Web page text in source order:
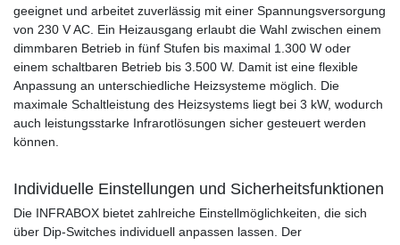
geeignet und arbeitet zuverlässig mit einer Spannungsversorgung
von 230 V AC. Ein Heizausgang erlaubt die Wahl zwischen einem
dimmbaren Betrieb in fünf Stufen bis maximal 1.300 W oder
einem schaltbaren Betrieb bis 3.500 W. Damit ist eine flexible
Anpassung an unterschiedliche Heizsysteme möglich. Die
maximale Schaltleistung des Heizsystems liegt bei 3 kW, wodurch
auch leistungsstarke Infrarotlösungen sicher gesteuert werden
können.
Individuelle Einstellungen und Sicherheitsfunktionen
Die INFRABOX bietet zahlreiche Einstellmöglichkeiten, die sich
über Dip-Switches individuell anpassen lassen. Der